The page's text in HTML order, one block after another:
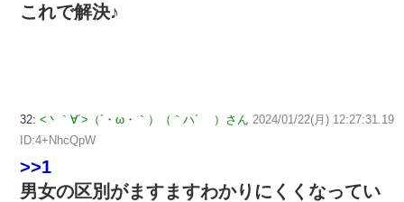
これで解決♪
32: <丶｀∀´>（´・ω・｀）（｀ハ´ ）さん 2024/01/22(月) 12:27:31.19
ID:4+NhcQpW
>>1
男女の区別がますますわかりにくくなってい